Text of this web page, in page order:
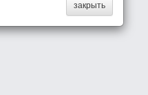
закрыть